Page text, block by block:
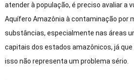
atender à população, é preciso avaliar a
Aquífero Amazônia à contaminação por
substâncias, especialmente nas áreas
capitais dos estados amazônicos, já
isso não representa um problema sério.